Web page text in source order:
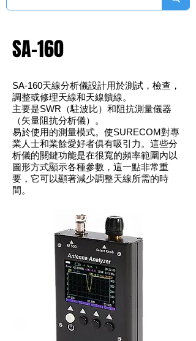
SA-160
SA-160天線分析儀設計用於測試，檢查，
調整或修理天線和天線饋線。
主要是SWR（駐波比）和阻抗測量儀器
（矢量阻抗分析儀）。
易於使用的測量模式。使SURECOM對專
業人士和業餘愛好者俱有吸引力。這些分
析儀的關鍵功能是在很寬的頻率範圍內以
圖形方式顯示各種參數，這一點非常重
要，它可以顯著減少調整天線所需的時
間。